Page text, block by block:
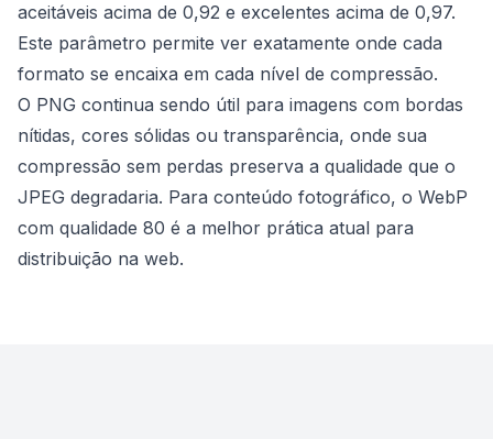
aceitáveis ​​acima de 0,92 e excelentes acima de 0,97.
Este parâmetro permite ver exatamente onde cada
formato se encaixa em cada nível de compressão.
O PNG continua sendo útil para imagens com bordas
nítidas, cores sólidas ou transparência, onde sua
compressão sem perdas preserva a qualidade que o
JPEG degradaria. Para conteúdo fotográfico, o WebP
com qualidade 80 é a melhor prática atual para
distribuição na web.